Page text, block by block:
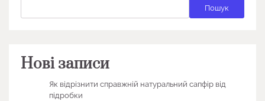
Пошук
Нові записи
Як відрізнити справжній натуральний сапфір від
підробки